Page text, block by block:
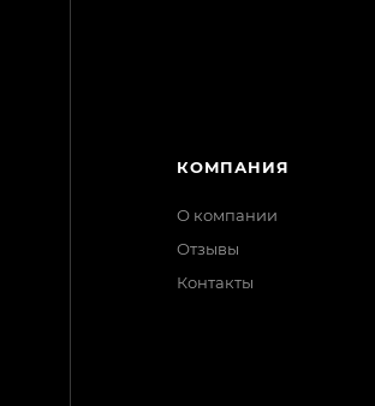
КОМПАНИЯ
О компании
Отзывы
Контакты